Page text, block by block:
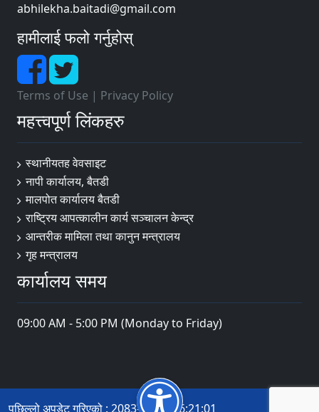
abhilekha.baitadi@gmail.com
हामीलाई फलो गर्नुहोस्
Terms of Use | Privacy Policy
महत्त्वपूर्ण लिंकहरु
स्थानीयतह वेवसाइट
नापी कार्यालय, बैतडी
मालपोत कार्यालय बैतडी
राष्ट्रिय आपत्कालीन कार्य सञ्चालन केन्द्र
आन्तरीक मामिला तथा कानुन मन्त्रालय
गृह मन्त्रालय
कार्यालय समय
09:00 AM - 5:00 PM (Monday to Friday)
पछिल्लो अपडेट गरिएको : 2083-04-13 16:21:01